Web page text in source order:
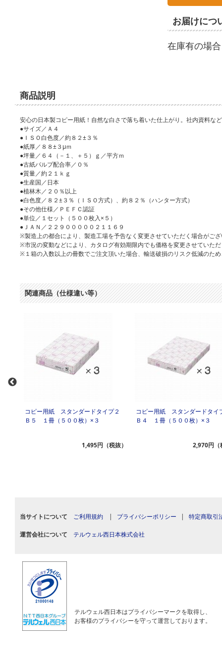
お届けにつ
在庫有の場
商品説明
安心の日本製コピー用紙！自然な白さで落ち着いた仕上がり。社内資料な
●サイズ／Ａ４
●ＩＳＯ白色度／約８２±３％
●紙厚／８８±３μｍ
●坪量／６４（－１、＋５）ｇ／平方ｍ
●古紙パルプ配合率／０％
●質量／約２１ｋｇ
●生産国／日本
●植林木／２０％以上
●白色度／８２±３％（ＩＳＯ方式）、約８２％（ハンター方式）
●その他仕様／ＰＥＦＣ認証
●単位／１セット（５００枚入×５）
●ＪＡＮ／２２９０００００２１１６９
※製造上の都合により、製造工場を予告なく変更させていただく場合がご
※市況の変動などにより、カタログ有効期限内でも価格を変更させていた
※１箱の入数以上の冊数でご注文頂いた場合、輸送破損のリスク低減のた
関連商品（仕様違い等）
コピー用紙 スタンダードタイプ２
Ｂ５ １冊（５００枚）×３
1,495円（税抜）
コピー用紙 スタンダードタ
Ｂ４ １冊（５００枚）×３
2,970円（
当サイトについて ご利用規約 | プライバシーポリシー | 特定商取引
運営会社について テルウェル西日本株式会社
テルウェル西日本はプライバシーマークを取得し、
お客様のプライバシーを守って運営しております。